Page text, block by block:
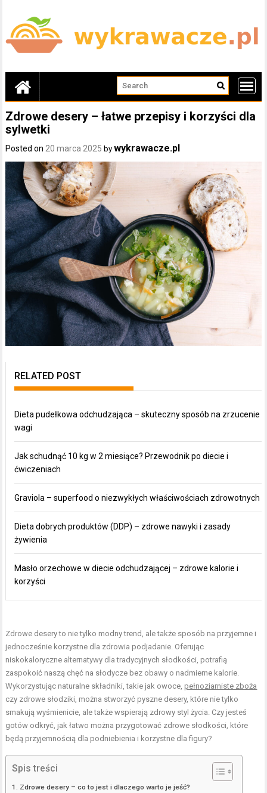
content
Zdrowe desery – łatwe przepisy i korzyści dla
sylwetki
Posted on 20 marca 2025 bywykrawacze.pl
RELATED POST
Dieta pudełkowa odchudzająca – skuteczny sposób na zrzucenie
wagi
Jak schudnąć 10 kg w 2 miesiące? Przewodnik po diecie i
ćwiczeniach
Graviola – superfood o niezwykłych właściwościach zdrowotnych
Dieta dobrych produktów (DDP) – zdrowe nawyki i zasady
żywienia
Masło orzechowe w diecie odchudzającej – zdrowe kalorie i
korzyści
Zdrowe desery to nie tylko modny trend, ale także sposób na przyjemne i
jednocześnie korzystne dla zdrowia podjadanie. Oferując
niskokaloryczne alternatywy dla tradycyjnych słodkości, potrafią
zaspokoić naszą chęć na słodycze bez obawy o nadmierne kalorie.
Wykorzystując naturalne składniki, takie jak owoce, pełnoziarniste zboża
czy zdrowe słodziki, można stworzyć pyszne desery, które nie tylko
smakują wyśmienicie, ale także wspierają zdrowy styl życia. Czy jesteś
gotów odkryć, jak łatwo można przygotować zdrowe słodkości, które
będą przyjemnością dla podniebienia i korzystne dla figury?
Spis treści
Zdrowe desery – co to jest i dlaczego warto je jeść?